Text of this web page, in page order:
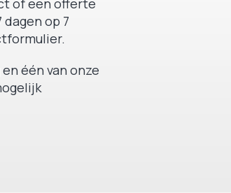
of een offerte
dagen op 7
één van onze